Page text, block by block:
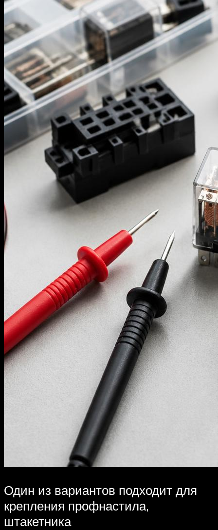
Один из вариантов подходит для
крепления профнастила,
штакетника